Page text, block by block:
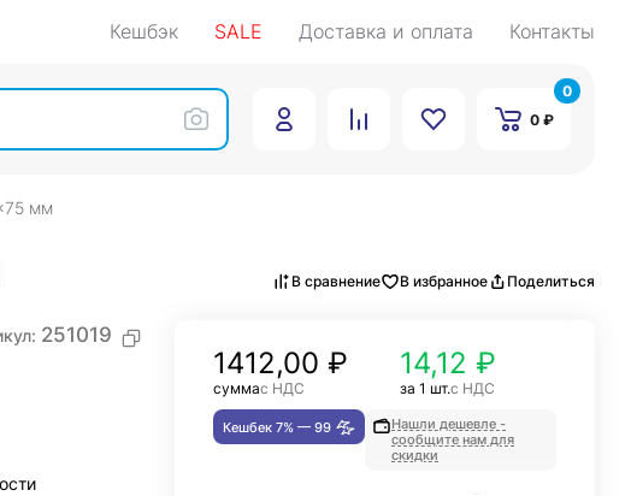
Кешбэк SALE Доставка и оплата Контакты
0 ₽
0
мм
В сравнение В избранное Поделиться
251019
1412,00 ₽
суммас НДС
14,12 ₽
за 1 шт.с НДС
Кешбек 7% — 99
Нашли дешевле -
сообщите нам для
скидки